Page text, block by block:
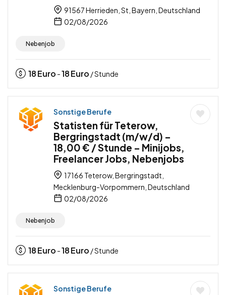
91567 Herrieden, St, Bayern, Deutschland
02/08/2026
Nebenjob
18Euro -18Euro / Stunde
Sonstige Berufe
Statisten für Teterow,
Bergringstadt (m/w/d) –
18,00 € / Stunde – Minijobs,
Freelancer Jobs, Nebenjobs
17166 Teterow, Bergringstadt,
Mecklenburg-Vorpommern, Deutschland
02/08/2026
Nebenjob
18Euro -18Euro / Stunde
Sonstige Berufe